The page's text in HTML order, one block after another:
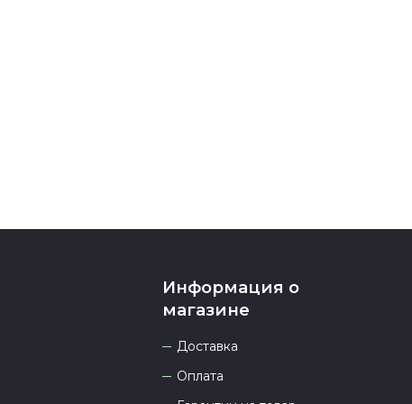
Информация о
магазине
Доставка
Оплата